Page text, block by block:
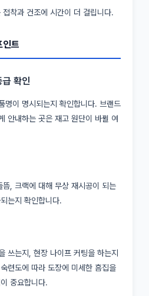
착과 건조에 시간이 더 걸립니다.
인트
급 확인
명이 명시되는지 확인합니다. 브랜드
안내하는 곳은 재고 원단이 바뀔 여
, 크랙에 대해 무상 재시공이 되는
는지 확인합니다.
쓰는지, 현장 나이프 커팅을 하는지
련도에 따라 도장에 미세한 흠집을
중요합니다.